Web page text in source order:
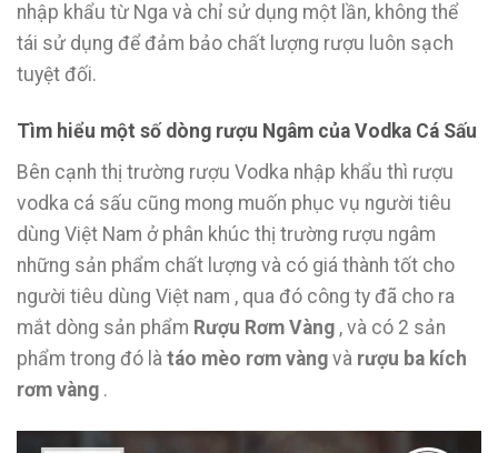
nhập khẩu từ Nga và chỉ sử dụng một lần, không thể
tái sử dụng để đảm bảo chất lượng rượu luôn sạch
tuyệt đối.
Tìm hiểu một số dòng rượu Ngâm của Vodka Cá Sấu
Bên cạnh thị trường rượu Vodka nhập khẩu thì rượu
vodka cá sấu cũng mong muốn phục vụ người tiêu
dùng Việt Nam ở phân khúc thị trường rượu ngâm
những sản phẩm chất lượng và có giá thành tốt cho
người tiêu dùng Việt nam , qua đó công ty đã cho ra
mắt dòng sản phẩm Rượu Rơm Vàng , và có 2 sản
phẩm trong đó là táo mèo rơm vàng và rượu ba kích
rơm vàng .